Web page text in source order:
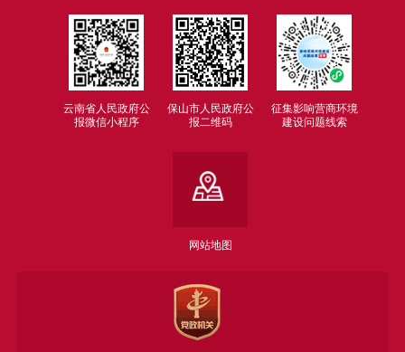
云南省人民政府公
报微信小程序
保山市人民政府公
报二维码
征集影响营商环境
建设问题线索
网站地图